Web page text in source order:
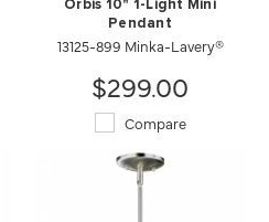
Orbis 10" 1-Light Mini
Pendant
13125-899 Minka-Lavery®
$299.00
Compare